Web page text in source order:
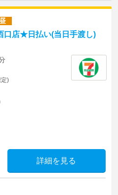
口店★日払い(当日手渡し)
)
詳細を見る